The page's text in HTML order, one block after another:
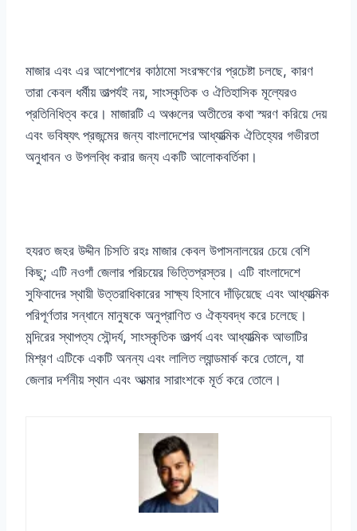
মাজার এবং এর আশেপাশের কাঠামো সংরক্ষণের প্রচেষ্টা চলছে, কারণ
তারা কেবল ধর্মীয় তাত্পর্যই নয়, সাংস্কৃতিক ও ঐতিহাসিক মূল্যেরও
প্রতিনিধিত্ব করে। মাজারটি এ অঞ্চলের অতীতের কথা স্মরণ করিয়ে দেয়
এবং ভবিষ্যৎ প্রজন্মের জন্য বাংলাদেশের আধ্যাত্মিক ঐতিহ্যের গভীরতা
অনুধাবন ও উপলব্ধি করার জন্য একটি আলোকবর্তিকা।
হযরত জহর উদ্দীন চিসতি রহঃ মাজার কেবল উপাসনালয়ের চেয়ে বেশি
কিছু; এটি নওগাঁ জেলার পরিচয়ের ভিত্তিপ্রস্তর। এটি বাংলাদেশে
সুফিবাদের স্থায়ী উত্তরাধিকারের সাক্ষ্য হিসাবে দাঁড়িয়েছে এবং আধ্যাত্মিক
পরিপূর্ণতার সন্ধানে মানুষকে অনুপ্রাণিত ও ঐক্যবদ্ধ করে চলেছে।
মন্দিরের স্থাপত্য সৌন্দর্য, সাংস্কৃতিক তাত্পর্য এবং আধ্যাত্মিক আভাটির
মিশ্রণ এটিকে একটি অনন্য এবং লালিত ল্যান্ডমার্ক করে তোলে, যা
জেলার দর্শনীয় স্থান এবং আত্মার সারাংশকে মূর্ত করে তোলে।